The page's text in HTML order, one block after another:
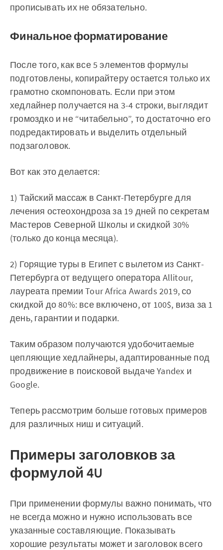
прописывать их не обязательно.
Финальное форматирование
После того, как все 5 элементов формулы
подготовлены, копирайтеру остается только их
грамотно скомпоновать. Если при этом
хедлайнер получается на 3-4 строки, выглядит
громоздко и не “читабельно”, то достаточно его
подредактировать и выделить отдельный
подзаголовок.
Вот как это делается:
1) Тайский массаж в Санкт-Петербурге для
лечения остеохондроза за 19 дней по секретам
Мастеров Северной Школы и скидкой 30%
(только до конца месяца).
2) Горящие туры в Египет с вылетом из Санкт-
Петербурга от ведущего оператора Allitour,
лауреата премии Tour Africa Awards 2019, со
скидкой до 80%: все включено, от 100$, виза за 1
день, гарантии и подарки.
Таким образом получаются удобочитаемые
цепляющие хедлайнеры, адаптированные под
продвижение в поисковой выдаче Yandex и
Google.
Теперь рассмотрим больше готовых примеров
для различных ниш и ситуаций.
Примеры заголовков за
формулой 4U
При применении формулы важно понимать, что
не всегда можно и нужно использовать все
указанные составляющие. Показывать
хорошие результаты может и заголовок всего